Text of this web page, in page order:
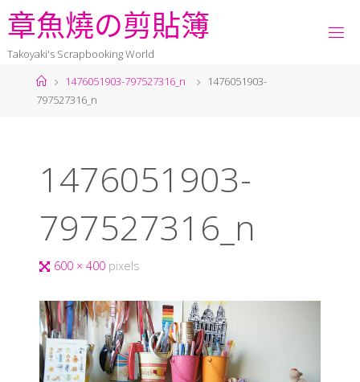
章魚燒の剪貼簿
Takoyaki's Scrapbooking World
1476051903-797527316_n
1476051903-
797527316_n
1476051903-
797527316_n
600 × 400 pixels